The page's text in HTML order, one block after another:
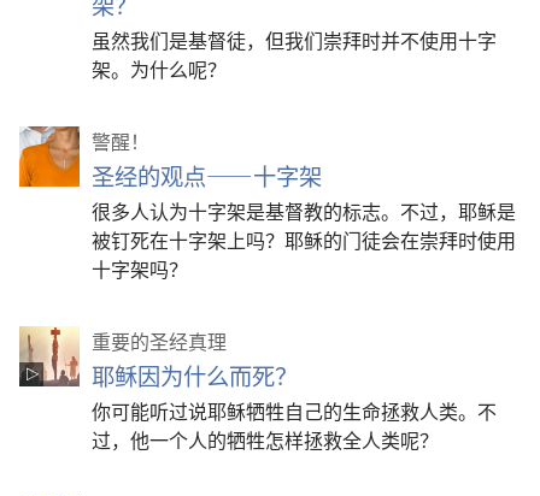
虽然我们是基督徒，但我们崇拜时并不使用十字
架。为什么呢？
警醒！
圣经的观点——十字架
很多人认为十字架是基督教的标志。不过，耶稣是
被钉死在十字架上吗？耶稣的门徒会在崇拜时使用
十字架吗？
重要的圣经真理
耶稣因为什么而死？
你可能听过说耶稣牺牲自己的生命拯救人类。不
过，他一个人的牺牲怎样拯救全人类呢？